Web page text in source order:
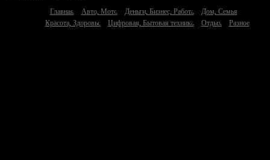
Главная
Авто, Мото Деньги, Бизнес, Работа
Дом, Семья
Красота, Здоровье
Цифровая, Бытовая техника Отдых Разное